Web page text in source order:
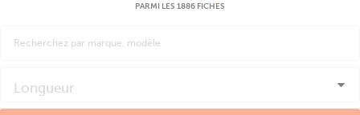
PARMI LES 1886 FICHES
Longueur